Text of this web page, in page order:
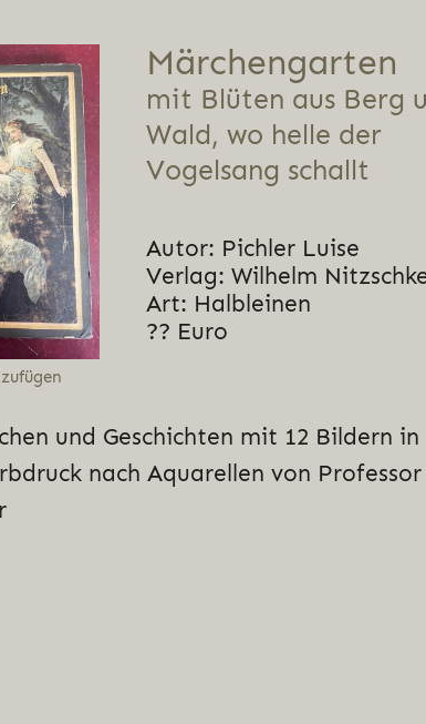
Mär­chen­gar­ten
mit Blüten aus Berg
Wald, wo helle der
Vogelsang schallt
Autor: Pichler Luise
Verlag: Wilhelm
Art: Halbleinen
?? Euro
und Geschichten mit 12 Bildern in
nach Aquarellen von Professor